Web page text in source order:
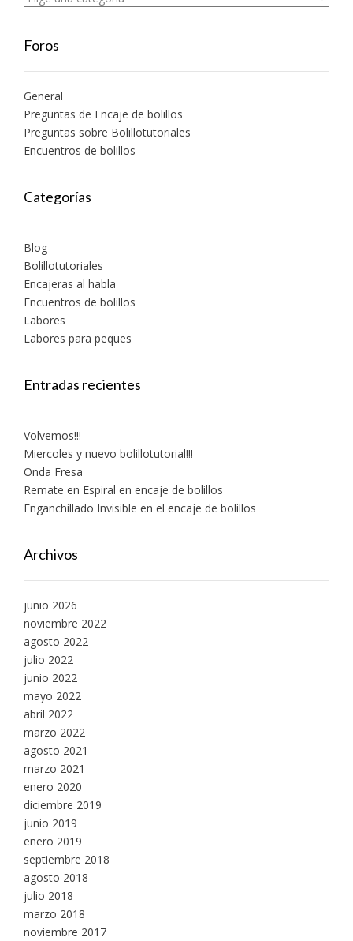
Foros
General
Preguntas de Encaje de bolillos
Preguntas sobre Bolillotutoriales
Encuentros de bolillos
Categorías
Blog
Bolillotutoriales
Encajeras al habla
Encuentros de bolillos
Labores
Labores para peques
Entradas recientes
Volvemos!!!
Miercoles y nuevo bolillotutorial!!!
Onda Fresa
Remate en Espiral en encaje de bolillos
Enganchillado Invisible en el encaje de bolillos
Archivos
junio 2026
noviembre 2022
agosto 2022
julio 2022
junio 2022
mayo 2022
abril 2022
marzo 2022
agosto 2021
marzo 2021
enero 2020
diciembre 2019
junio 2019
enero 2019
septiembre 2018
agosto 2018
julio 2018
marzo 2018
noviembre 2017